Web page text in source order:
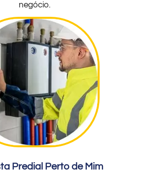
negócio.
Predial Perto de Mim